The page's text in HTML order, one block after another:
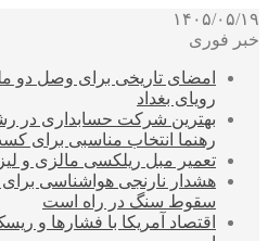
۱۴۰۵/۰۵/۱۹
خبر فوری
امضای تاریخی برای وصل
رویای بغداد
بهترین شرکت حسابداری در
رهنما انتخاب مناسبی برای
تعمیر مبل ریلکسی مالزی و
سقوط سنگ در راه است
اقتصاد آمریکا با فشارها و